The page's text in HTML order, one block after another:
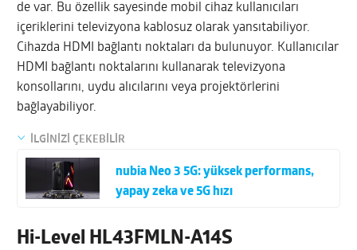
de var. Bu özellik sayesinde mobil cihaz kullanıcıları
içeriklerini televizyona kablosuz olarak yansıtabiliyor.
Cihazda HDMI bağlantı noktaları da bulunuyor. Kullanıcılar
HDMI bağlantı noktalarını kullanarak televizyona
konsollarını, uydu alıcılarını veya projektörlerini
bağlayabiliyor.
İLGİNİZİ ÇEKEBİLİR
nubia Neo 3 5G: yüksek performans,
yapay zeka ve 5G hızı
Hi-Level HL43FMLN-A14S